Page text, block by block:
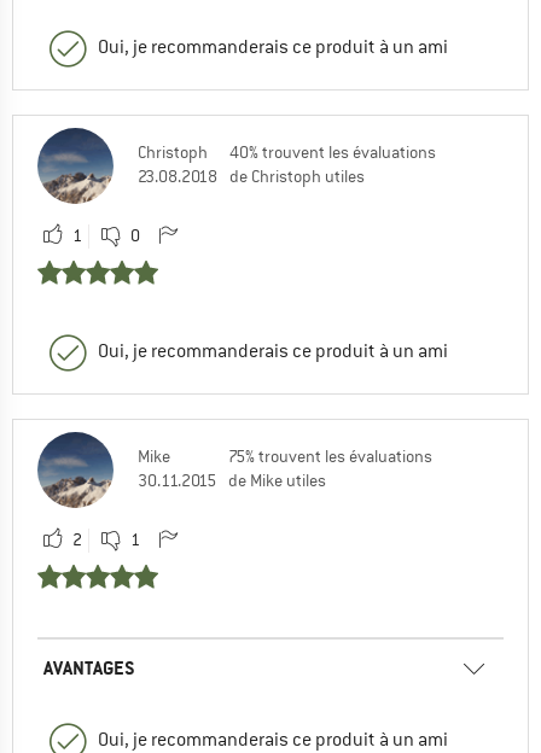
Oui, je recommanderais ce produit à un ami
Christoph
23.08.2018
40% trouvent les évaluations
de Christoph utiles
1 0
Oui, je recommanderais ce produit à un ami
Mike
30.11.2015
75% trouvent les évaluations
de Mike utiles
2 1
AVANTAGES
Oui, je recommanderais ce produit à un ami